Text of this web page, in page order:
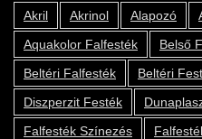
Akril
Akrinol Alapozó
Aquakolor Falfesték
Belső
Beltéri Falfesték
Beltéri
Diszperzit Festék
Falfesték Színezés